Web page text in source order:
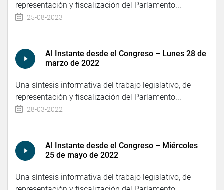
representación y fiscalización del Parlamento...
25-08-2023
Al Instante desde el Congreso – Lunes 28 de
marzo de 2022
Una síntesis informativa del trabajo legislativo, de
representación y fiscalización del Parlamento...
28-03-2022
Al Instante desde el Congreso – Miércoles
25 de mayo de 2022
Una síntesis informativa del trabajo legislativo, de